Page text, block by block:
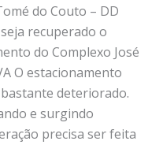
do Couto – DD
recuperado o
do Complexo José
O estacionamento
deteriorado.
e surgindo
precisa ser feita